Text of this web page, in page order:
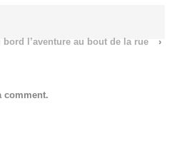
bord l’aventure au bout de la rue
›
comment.